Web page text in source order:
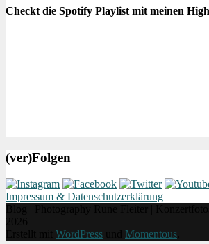
Checkt die Spotify Playlist mit meinen
(ver)Folgen
Impressum & Datenschutzerklärung
WordPress Momentous